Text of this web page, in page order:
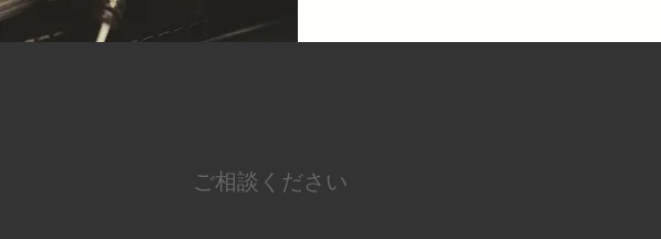
ご相談ください